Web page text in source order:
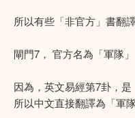
所以有些「非官方」書翻
閘門7， 官方名為「軍隊」
因為，英文易經第7卦，是
所以中文直接翻譯為「軍隊